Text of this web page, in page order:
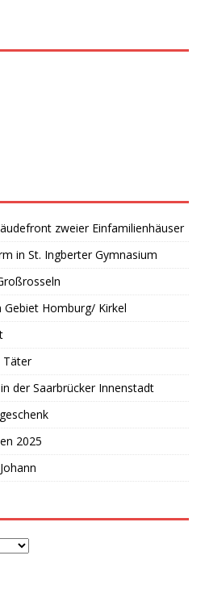
zweier Einfamilienhäuser
in St. Ingberter Gymnasium
Homburg/ Kirkel
Täter
der Saarbrücker Innenstadt
2025